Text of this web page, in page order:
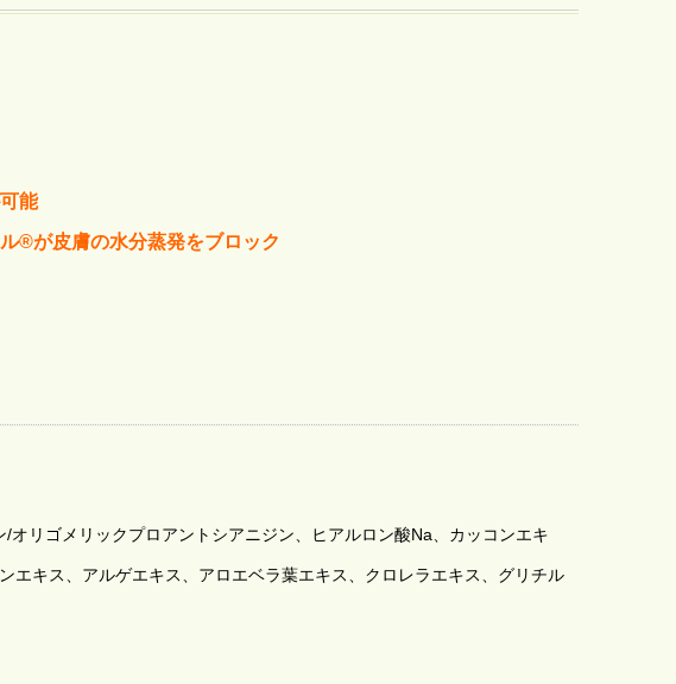
能
®が皮膚の水分蒸発をブロック
リゴメリックプロアントシアニジン、ヒアルロン酸Na、カッコンエキ
エキス、アルゲエキス、アロエベラ葉エキス、クロレラエキス、グリチル